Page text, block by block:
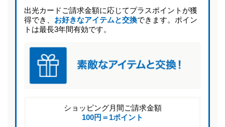
出光カードご請求金額に応じてプラスポイントが獲
得でき、 お好きなアイテムと交換できます。ポイン
トは最長3年間有効です。
ショッピング月間ご請求金額
100円＝1ポイント